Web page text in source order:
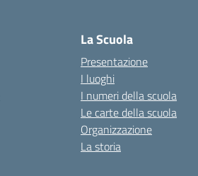
La Scuola
Presentazione
I luoghi
I numeri della scuola
Le carte della scuola
Organizzazione
La storia